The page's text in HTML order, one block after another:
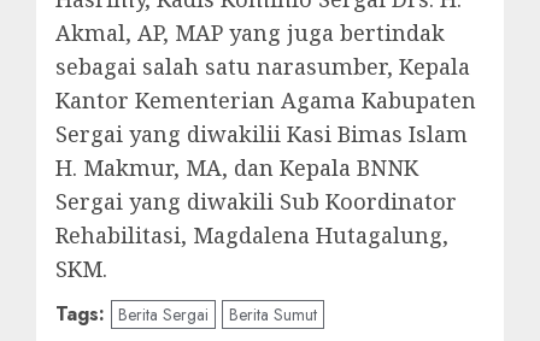
Akmal, AP, MAP yang juga bertindak
sebagai salah satu narasumber, Kepala
Kantor Kementerian Agama Kabupaten
Sergai yang diwakilii Kasi Bimas Islam
H. Makmur, MA, dan Kepala BNNK
Sergai yang diwakili Sub Koordinator
Rehabilitasi, Magdalena Hutagalung,
SKM.
Tags: Berita Sergai Berita Sumut